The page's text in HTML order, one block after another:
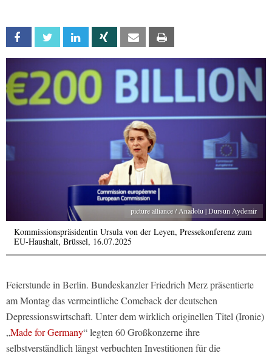
Facebook Twitter Linkedin Xing Email
picture alliance / Anadolu | Dursun Aydemir
Kommissionspräsidentin Ursula von der Leyen, Pressekonferenz zum
EU-Haushalt, Brüssel, 16.07.2025
Feierstunde in Berlin. Bundeskanzler Friedrich Merz präsentierte
am Montag das vermeintliche Comeback der deutschen
Depressionswirtschaft. Unter dem wirklich originellen Titel (Ironie)
„Made for Germany“ legten 60 Großkonzerne ihre
selbstverständlich längst verbuchten Investitionen für die